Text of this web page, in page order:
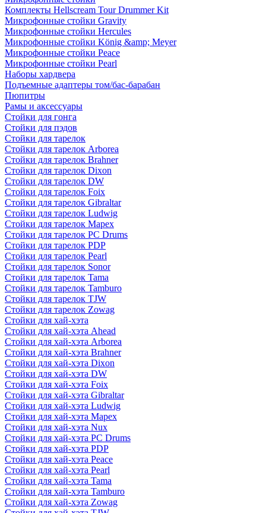
Комплекты Hellscream Tour Drummer Kit
Микрофонные стойки Gravity
Микрофонные стойки Hercules
Микрофонные стойки König &amp; Meyer
Микрофонные стойки Peace
Микрофонные стойки Pearl
Наборы хардвера
Подъемные адаптеры том/бас-барабан
Пюпитры
Рамы и аксессуары
Стойки для гонга
Стойки для пэдов
Стойки для тарелок
Стойки для тарелок Arborea
Стойки для тарелок Brahner
Стойки для тарелок Dixon
Стойки для тарелок DW
Стойки для тарелок Foix
Стойки для тарелок Gibraltar
Стойки для тарелок Ludwig
Стойки для тарелок Mapex
Стойки для тарелок PC Drums
Стойки для тарелок PDP
Стойки для тарелок Pearl
Стойки для тарелок Sonor
Стойки для тарелок Tama
Стойки для тарелок Tamburo
Стойки для тарелок TJW
Стойки для тарелок Zowag
Стойки для хай-хэта
Стойки для хай-хэта Ahead
Стойки для хай-хэта Arborea
Стойки для хай-хэта Brahner
Стойки для хай-хэта Dixon
Стойки для хай-хэта DW
Стойки для хай-хэта Foix
Стойки для хай-хэта Gibraltar
Стойки для хай-хэта Ludwig
Стойки для хай-хэта Mapex
Стойки для хай-хэта Nux
Стойки для хай-хэта PC Drums
Стойки для хай-хэта PDP
Стойки для хай-хэта Peace
Стойки для хай-хэта Pearl
Стойки для хай-хэта Tama
Стойки для хай-хэта Tamburo
Стойки для хай-хэта Zowag